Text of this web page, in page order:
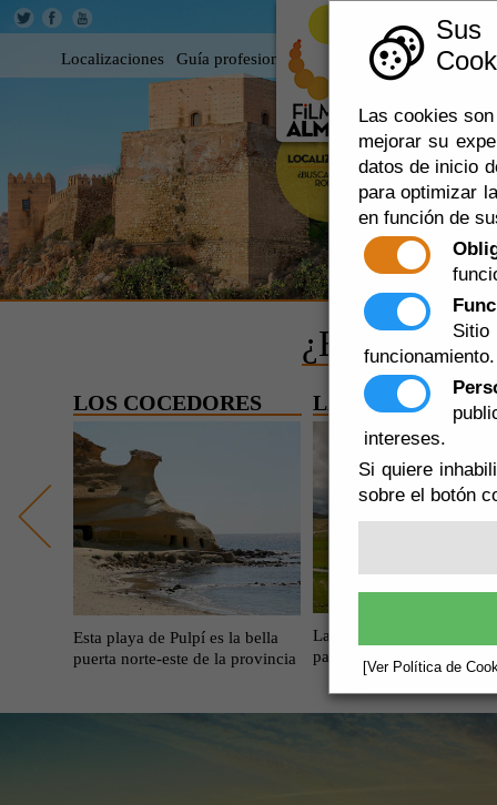
Las cookies
mejorar su
datos de inicio
para optimizar
en función de
funcionamiento.
intereses.
Si quiere
sobre el botón
[Ver Política de
Localizaciones Guía profesional Rodar en Almería 360
¿BUSCAS
LOS COCEDORES
Esta playa de Pulpí es la bella
puerta norte-este de la provincia
LA
La altiplanicie de los
paisaje por descubrir